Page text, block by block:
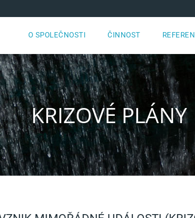
O SPOLEČNOSTI ČINNOST
KRIZOVÉ PLÁNY